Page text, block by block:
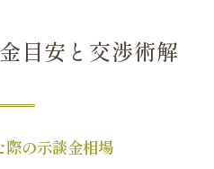
目安と交渉術解
際の示談金相場